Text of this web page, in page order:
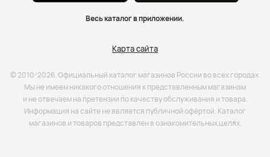
Весь каталог в приложении.
Карта сайта
© 2010-2026. Официальный каталог магазинов России во всех городах.
Мы не имеем никакого отношения к представленным магазинам
и не отвечаем на претензии по качеству обслуживания и товара.
Информация на сайте не является публичной офёртой. Каталог
магазинов и товаров представлен в ознакомительных целях.